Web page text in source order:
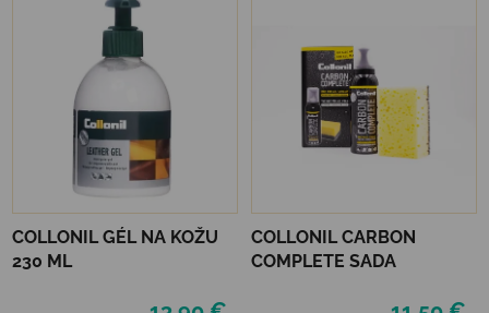
COLLONIL GÉL NA KOŽU
230 ML
COLLONIL CARBON
COMPLETE SADA